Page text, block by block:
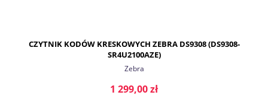
CZYTNIK KODÓW KRESKOWYCH ZEBRA DS9308 (DS9308-
SR4U2100AZE)
Zebra
1 299,00 zł